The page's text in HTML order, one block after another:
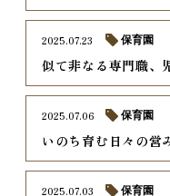
似て非なる専門職、
2025.07.23 保育園
いのち育む日々の営
2025.07.06 保育園
2025.07.03 保育園